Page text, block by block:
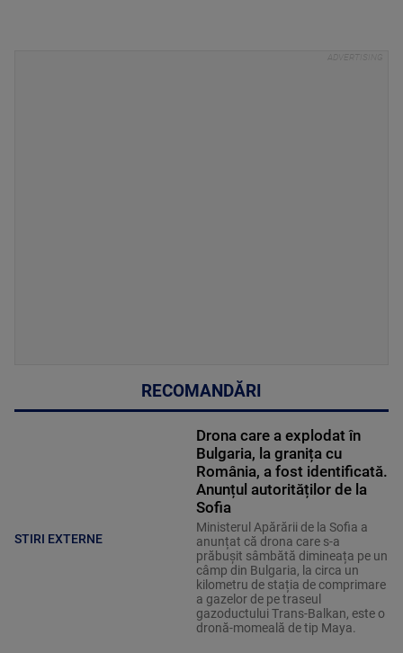
RECOMANDĂRI
STIRI EXTERNE
Drona care a explodat în
Bulgaria, la granița cu
România, a fost identificată.
Anunțul autorităților de la
Sofia
Ministerul Apărării de la Sofia a
anunțat că drona care s-a
prăbușit sâmbătă dimineața pe un
câmp din Bulgaria, la circa un
kilometru de stația de comprimare
a gazelor de pe traseul
gazoductului Trans-Balkan, este o
dronă-momeală de tip Maya.